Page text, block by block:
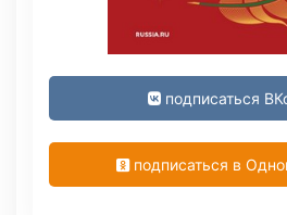
подписаться
подписаться в